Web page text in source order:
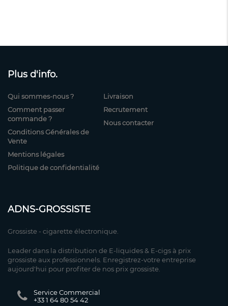
Plus d'info.
Qui sommes-nous ?
Comment passer
commande ?
Conditions Générales de
Vente
Mentions légales
Politique de confidentialité
Livraison
Recrutement
Nous contacter
ADNS-GROSSISTE
Grossiste - cigarette électronique.
Leader dans la distribution de E-liquides & E-cigs à prix
grossiste aux professionnels. Enregistrez-votre entreprise
aujourd'hui pour profiter de nos prix grossiste.
Service Commercial
+33 1 64 80 54 42